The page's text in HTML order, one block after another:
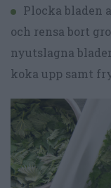
Plocka bladen
och rensa bort
nyutslagna
koka upp samt